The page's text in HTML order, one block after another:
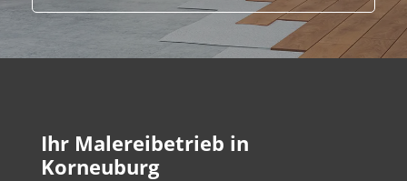
Ihr Malereibetrieb in
Korneuburg